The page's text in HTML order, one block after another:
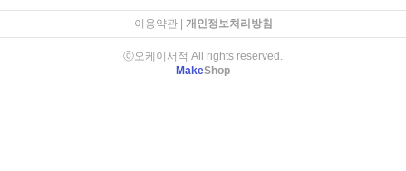
이용약관| 개인정보처리방침
ⓒ오케이서적 All rights reserved.
MakeShop